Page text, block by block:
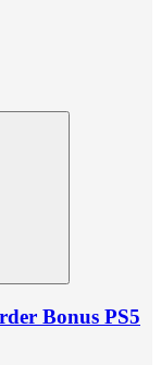
Bonus PS5